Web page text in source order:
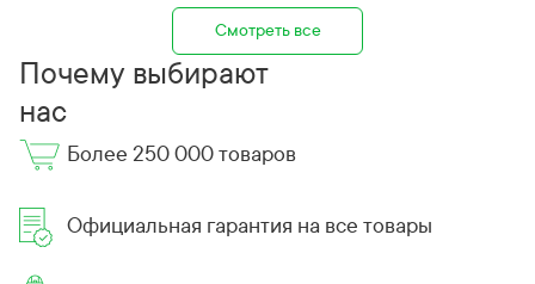
Смотреть все
Почему выбирают
нас
Более 250 000 товаров
Официальная гарантия на все товары